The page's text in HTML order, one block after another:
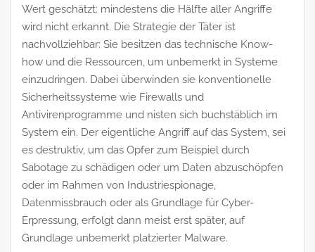
Wert geschätzt: mindestens die Hälfte aller Angriffe
wird nicht erkannt. Die Strategie der Täter ist
nachvollziehbar: Sie besitzen das technische Know-
how und die Ressourcen, um unbemerkt in Systeme
einzudringen. Dabei überwinden sie konventionelle
Sicherheitssysteme wie Firewalls und
Antivirenprogramme und nisten sich buchstäblich im
System ein. Der eigentliche Angriff auf das System, sei
es destruktiv, um das Opfer zum Beispiel durch
Sabotage zu schädigen oder um Daten abzuschöpfen
oder im Rahmen von Industriespionage,
Datenmissbrauch oder als Grundlage für Cyber-
Erpressung, erfolgt dann meist erst später, auf
Grundlage unbemerkt platzierter Malware.